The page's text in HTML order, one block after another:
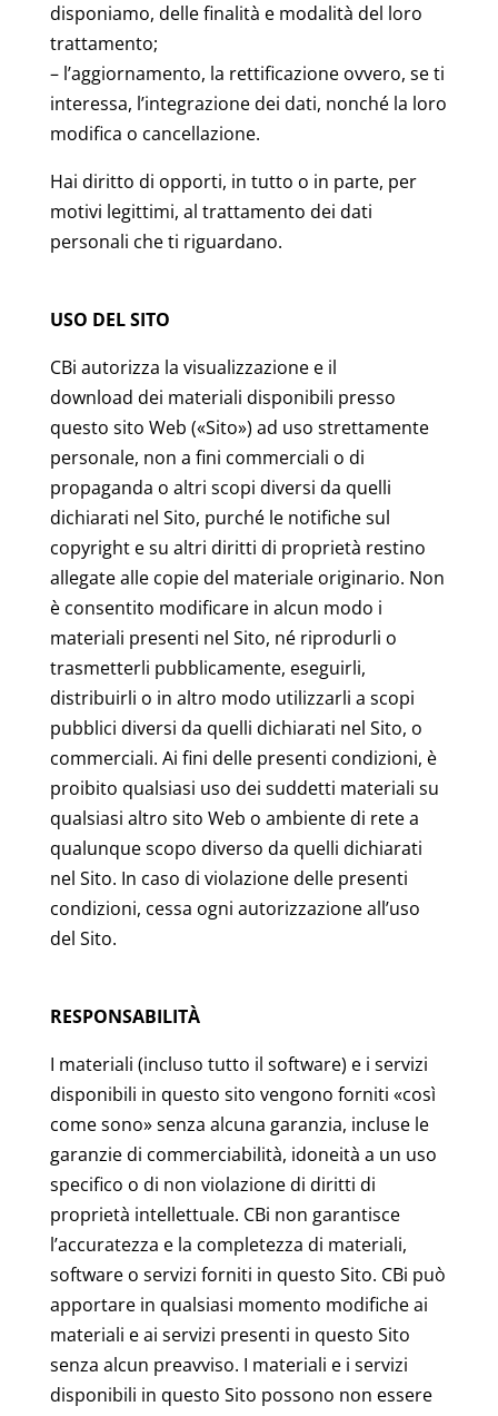
disponiamo, delle finalità e modalità del loro
trattamento;
– l’aggiornamento, la rettificazione ovvero, se ti
interessa, l’integrazione dei dati, nonché la loro
modifica o cancellazione.
Hai diritto di opporti, in tutto o in parte, per
motivi legittimi, al trattamento dei dati
personali che ti riguardano.
USO DEL SITO
CBi autorizza la visualizzazione e il
download dei materiali disponibili presso
questo sito Web («Sito») ad uso strettamente
personale, non a fini commerciali o di
propaganda o altri scopi diversi da quelli
dichiarati nel Sito, purché le notifiche sul
copyright e su altri diritti di proprietà restino
allegate alle copie del materiale originario. Non
è consentito modificare in alcun modo i
materiali presenti nel Sito, né riprodurli o
trasmetterli pubblicamente, eseguirli,
distribuirli o in altro modo utilizzarli a scopi
pubblici diversi da quelli dichiarati nel Sito, o
commerciali. Ai fini delle presenti condizioni, è
proibito qualsiasi uso dei suddetti materiali su
qualsiasi altro sito Web o ambiente di rete a
qualunque scopo diverso da quelli dichiarati
nel Sito. In caso di violazione delle presenti
condizioni, cessa ogni autorizzazione all’uso
del Sito.
RESPONSABILITÀ
I materiali (incluso tutto il software) e i servizi
disponibili in questo sito vengono forniti «così
come sono» senza alcuna garanzia, incluse le
garanzie di commerciabilità, idoneità a un uso
specifico o di non violazione di diritti di
proprietà intellettuale. CBi non garantisce
l’accuratezza e la completezza di materiali,
software o servizi forniti in questo Sito. CBi può
apportare in qualsiasi momento modifiche ai
materiali e ai servizi presenti in questo Sito
senza alcun preavviso. I materiali e i servizi
disponibili in questo Sito possono non essere